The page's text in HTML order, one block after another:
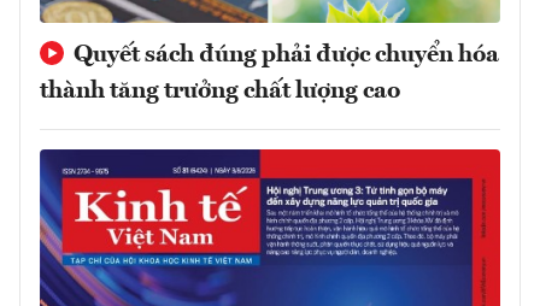
Quyết sách đúng phải được chuyển hóa
thành tăng trưởng chất lượng cao